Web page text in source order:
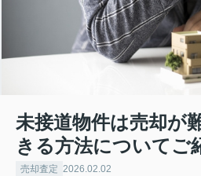
未接道物件は売却が
きる方法についてご
売却査定 2026.02.02